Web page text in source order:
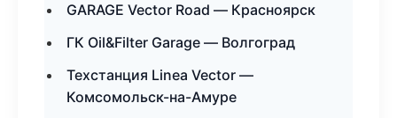
GARAGE Vector Road — Красноярск
ГК Oil&Filter Garage — Волгоград
Техстанция Linea Vector —
Комсомольск-на-Амуре